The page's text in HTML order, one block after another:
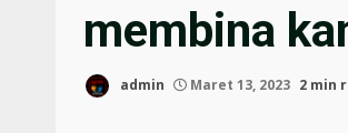
membina
admin Maret 13, 2023 2 min